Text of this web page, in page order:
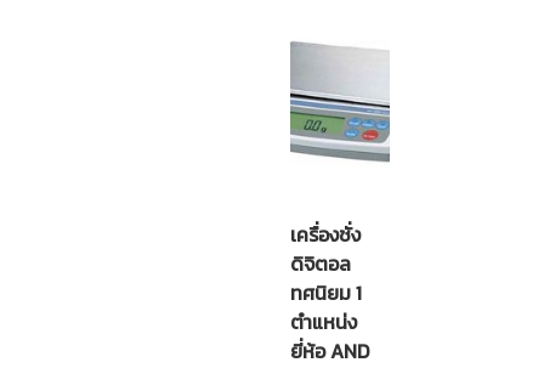
เครื่องชั่ง
ดิจิตอล
ทศนิยม 1
ตำแหน่ง
ยี่ห้อ AND